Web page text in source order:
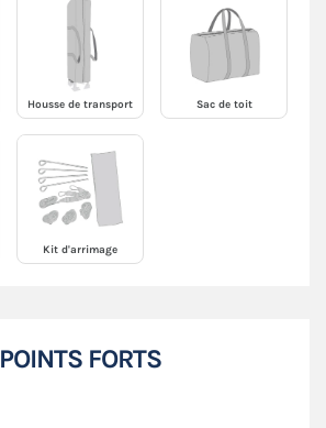
Housse de transport Sac de toit
Kit d'arrimage
POINTS FORTS